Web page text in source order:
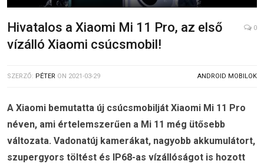
Hivatalos a Xiaomi Mi 11 Pro, az első
vízálló Xiaomi csúcsmobil!
0
SZERZŐ: PÉTER ON 2021-03-29 ANDROID MOBILOK
A Xiaomi bemutatta új csúcsmobilját Xiaomi Mi 11 Pro
néven, ami értelemszerűen a Mi 11 még ütősebb
változata. Vadonatúj kamerákat, nagyobb akkumulátort,
szupergyors töltést és IP68-as vízállóságot is hozott